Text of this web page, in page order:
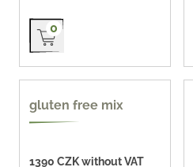
Přidat do košíku
0
gluten-free
gluten free mix
1390 CZK without VAT